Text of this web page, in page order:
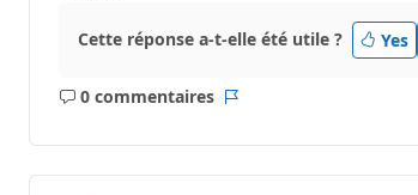
Cette réponse a-t-elle été utile ? Yes
0 commentaires
Aucun